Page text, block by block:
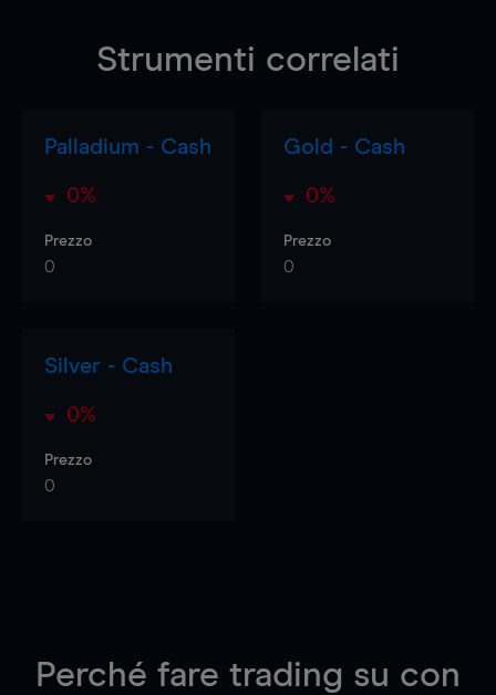
Strumenti correlati
Palladium - Cash
0%
Prezzo
0
Gold - Cash
0%
Prezzo
0
Silver - Cash
0%
Prezzo
0
Perché fare trading su con